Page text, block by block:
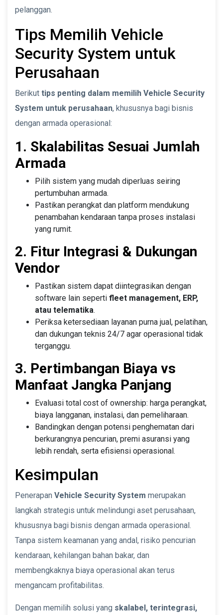
pelanggan.
Tips Memilih Vehicle
Security System untuk
Perusahaan
Berikut tips penting dalam memilih Vehicle Security
System untuk perusahaan, khususnya bagi bisnis
dengan armada operasional:
1. Skalabilitas Sesuai Jumlah
Armada
Pilih sistem yang mudah diperluas seiring
pertumbuhan armada.
Pastikan perangkat dan platform mendukung
penambahan kendaraan tanpa proses instalasi
yang rumit.
2. Fitur Integrasi & Dukungan
Vendor
Pastikan sistem dapat diintegrasikan dengan
software lain seperti fleet management, ERP,
atau telematika.
Periksa ketersediaan layanan purna jual, pelatihan,
dan dukungan teknis 24/7 agar operasional tidak
terganggu.
3. Pertimbangan Biaya vs
Manfaat Jangka Panjang
Evaluasi total cost of ownership: harga perangkat,
biaya langganan, instalasi, dan pemeliharaan.
Bandingkan dengan potensi penghematan dari
berkurangnya pencurian, premi asuransi yang
lebih rendah, serta efisiensi operasional.
Kesimpulan
Penerapan Vehicle Security System merupakan
langkah strategis untuk melindungi aset perusahaan,
khususnya bagi bisnis dengan armada operasional.
Tanpa sistem keamanan yang andal, risiko pencurian
kendaraan, kehilangan bahan bakar, dan
membengkaknya biaya operasional akan terus
mengancam profitabilitas.
Dengan memilih solusi yang skalabel, terintegrasi,